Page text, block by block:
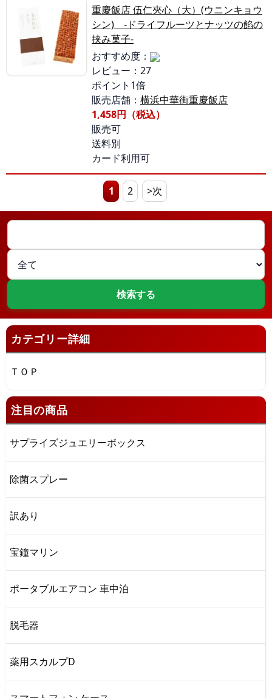
重慶飯店 伍仁夾心（大）(ウニンキョウ
シン) -ドライフルーツとナッツの餡の
挟み菓子-
おすすめ度：
レビュー：27
ポイント1倍
販売店舗： 横浜中華街重慶飯店
1,458円（税込）
販売可
送料別
カード利用可
1 2 >次
カテゴリー詳細
ＴＯＰ
注目の商品
サプライズジュエリーボックス
除菌スプレー
訳あり
宝鐘マリン
ポータブルエアコン 車中泊
脱毛器
薬用スカルプD